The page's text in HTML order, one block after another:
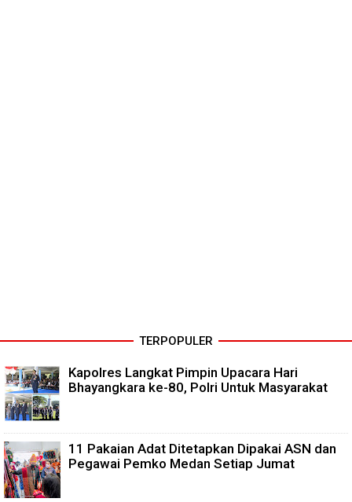
TERPOPULER
Kapolres Langkat Pimpin Upacara Hari
Bhayangkara ke-80, Polri Untuk Masyarakat
11 Pakaian Adat Ditetapkan Dipakai ASN dan
Pegawai Pemko Medan Setiap Jumat